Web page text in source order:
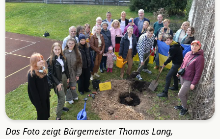
Das Foto zeigt Bürgemeister Thomas Lang,